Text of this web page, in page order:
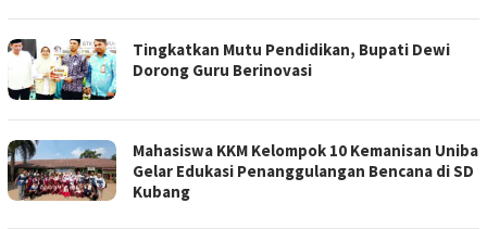
Tingkatkan Mutu Pendidikan, Bupati Dewi
Dorong Guru Berinovasi
Mahasiswa KKM Kelompok 10 Kemanisan Uniba
Gelar Edukasi Penanggulangan Bencana di SD
Kubang